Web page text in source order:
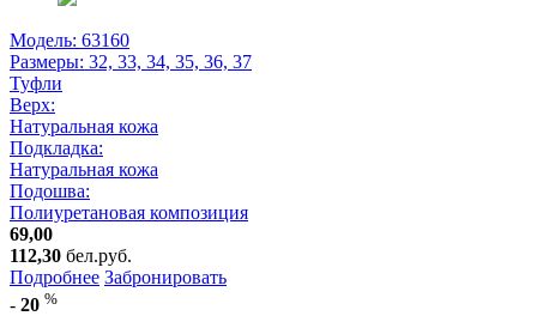
Модель: 63160
Размеры: 32, 33, 34, 35, 36, 37
Туфли
Верх:
Натуральная кожа
Подкладка:
Натуральная кожа
Подошва:
Полиуретановая композиция
69,00
112,30 бел.руб.
Подробнее Забронировать
- 20 %